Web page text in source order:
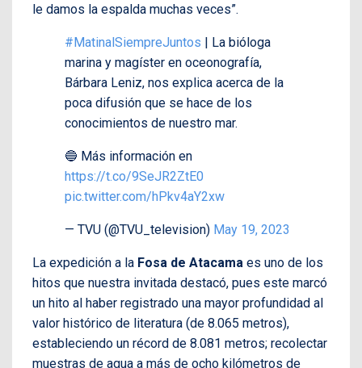
le damos la espalda muchas veces”.
#MatinalSiempreJuntos | La bióloga
marina y magíster en oceonografía,
Bárbara Leniz, nos explica acerca de la
poca difusión que se hace de los
conocimientos de nuestro mar.
🔵 Más información en
https://t.co/9SeJR2ZtE0
pic.twitter.com/hPkv4aY2xw
— TVU (@TVU_television) May 19, 2023
La expedición a la Fosa de Atacama es uno de los
hitos que nuestra invitada destacó, pues este marcó
un hito al haber registrado una mayor profundidad al
valor histórico de literatura (de 8.065 metros),
estableciendo un récord de 8.081 metros; recolectar
muestras de agua a más de ocho kilómetros de